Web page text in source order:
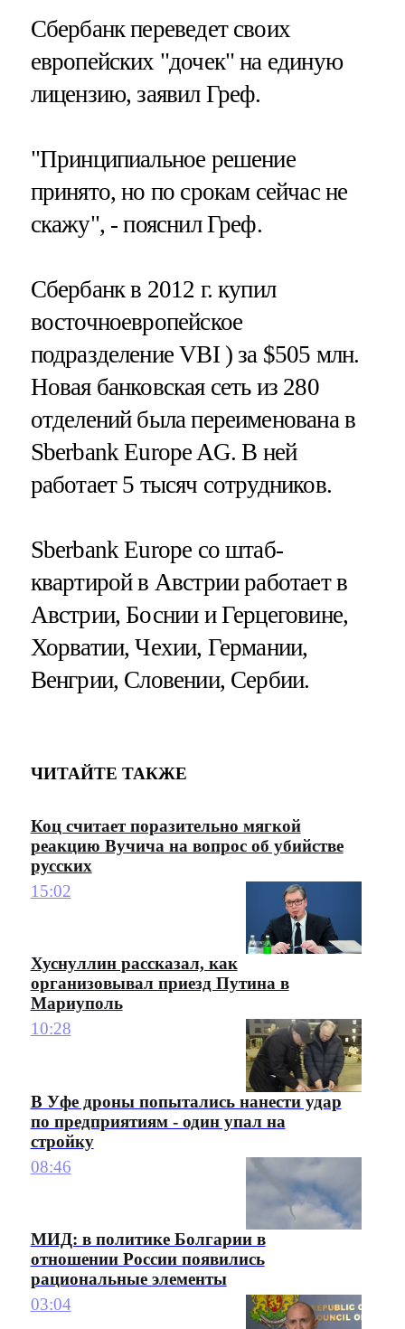
Сбербанк переведет своих
европейских "дочек" на единую
лицензию, заявил Греф.
"Принципиальное решение
принято, но по срокам сейчас не
скажу", - пояснил Греф.
Сбербанк в 2012 г. купил
восточноевропейское
подразделение VBI ) за $505 млн.
Новая банковская сеть из 280
отделений была переименована в
Sberbank Europe AG. В ней
работает 5 тысяч сотрудников.
Sberbank Europe со штаб-
квартирой в Австрии работает в
Австрии, Боснии и Герцеговине,
Хорватии, Чехии, Германии,
Венгрии, Словении, Сербии.
ЧИТАЙТЕ ТАКЖЕ
Коц считает поразительно мягкой
реакцию Вучича на вопрос об убийстве
русских
15:02
Хуснуллин рассказал, как
организовывал приезд Путина в
Мариуполь
10:28
В Уфе дроны попытались нанести удар
по предприятиям - один упал на
стройку
08:46
МИД: в политике Болгарии в
отношении России появились
рациональные элементы
03:04